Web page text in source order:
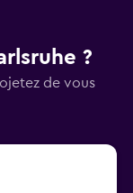
?
de vous